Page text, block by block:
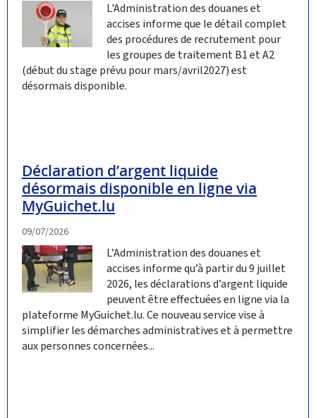
L'Administration des douanes et
accises informe que le détail complet
des procédures de recrutement pour
les groupes de traitement B1 et A2
(début du stage prévu pour mars/avril2027) est
désormais disponible.
Déclaration d’argent liquide
désormais disponible en ligne via
MyGuichet.lu
09/07/2026
L’Administration des douanes et
accises informe qu’à partir du 9 juillet
2026, les déclarations d’argent liquide
peuvent être effectuées en ligne via la
plateforme MyGuichet.lu. Ce nouveau service vise à
simplifier les démarches administratives et à permettre
aux personnes concernées...